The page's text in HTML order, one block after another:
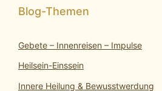
Gebete – Innenreisen – Impulse
Heilsein-Einssein
Innere Heilung & Bewusstwerdung